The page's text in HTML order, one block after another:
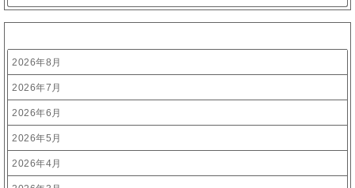
2026年8月
2026年7月
2026年6月
2026年5月
2026年4月